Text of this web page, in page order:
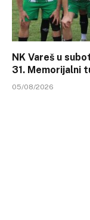
NK Vareš u
31. Memorijalni
05/08/2026